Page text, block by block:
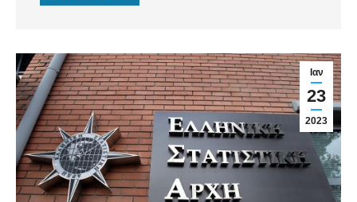
Ιαν
23
2023